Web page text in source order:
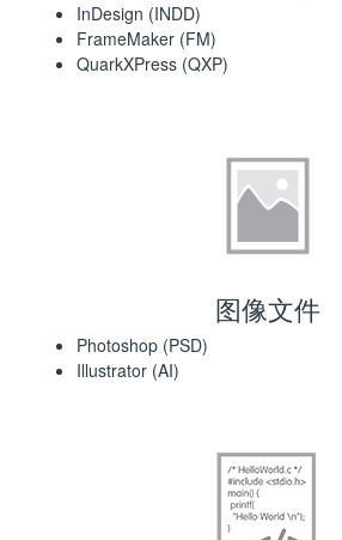
InDesign (INDD)
FrameMaker (FM)
QuarkXPress (QXP)
图像文件
Photoshop (PSD)
Illustrator (AI)